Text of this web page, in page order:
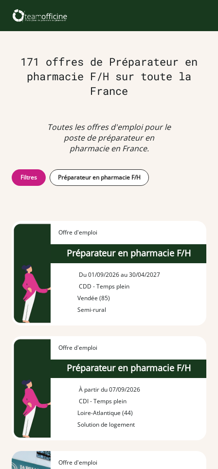
171 offres de Préparateur en
pharmacie F/H sur toute la
France
Toutes les offres d'emploi pour le
poste de préparateur en
pharmacie en France.
Filtres Préparateur en pharmacie F/H
Offre d'emploi
Préparateur en pharmacie F/H
Du 01/09/2026 au 30/04/2027
CDD - Temps plein
Vendée (85)
Semi-rural
Offre d'emploi
Préparateur en pharmacie F/H
À partir du 07/09/2026
CDI - Temps plein
Loire-Atlantique (44)
Solution de logement
Offre d'emploi